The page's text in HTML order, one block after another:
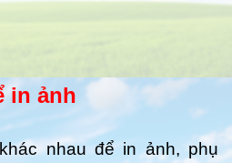
in ảnh
nhau để in ảnh, phụ